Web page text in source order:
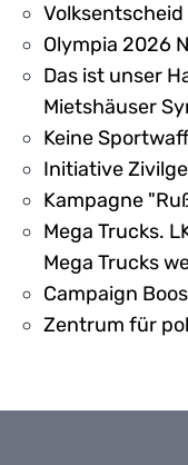
Olympia 2026
Das ist unser
Mietshäuser
Keine
Initiative
Kampagne
Mega Trucks.
Mega Trucks
Campaign
Zentrum für